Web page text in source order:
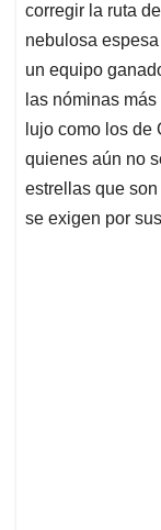
A
p
p
o
o
k
corregir la ruta
nebulosa
un equipo
las nóminas
lujo como los de
quienes aún no
estrellas que
se exigen por